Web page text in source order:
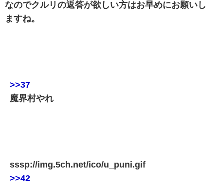
なのでクルリの返答が欲しい方はお早めにお願いし
ますね。
>>37
魔界村やれ
sssp://img.5ch.net/ico/u_puni.gif
>>42